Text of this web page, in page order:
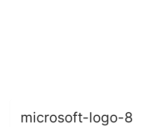
microsoft-logo-8